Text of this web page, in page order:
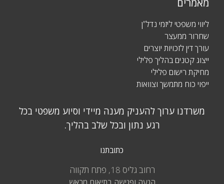
מאמרים
ליווי משפטי ליזמי נדל”ן
שחרור ממעצר
עורך דין לזכויות יוצרים
ייצוג קטנים בהליך פלילי
מחיקת רישום פלילי
ייפוי כוח מתמשך וצוואות
משרדנו ערוך להעניק מענה מיידי וסיוע משפטי בכל
רגע נתון ובכל שלב בהליך.
כתובתנו
רחוב גליס 18, פתח תקווה